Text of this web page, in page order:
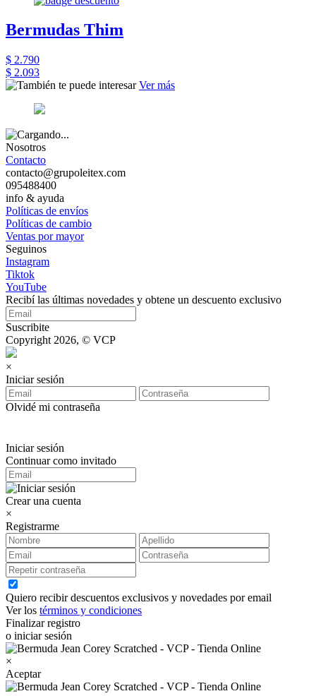
Bermudas Thim
$ 2.790
$ 2.093
Ver más
Nosotros
Contacto
contacto@grupoleitex.com
095488400
info & ayuda
Políticas de envíos
Políticas de cambio
Ventas por mayor
Seguinos
Instagram
Tiktok
YouTube
Recibí las últimas novedades y obtene un descuento exclusivo
Suscribite
Copyright 2026, © VCP
×
Iniciar sesión
Olvidé mi contraseña
Iniciar sesión
Continuar como invitado
Crear una cuenta
×
Registrarme
Quiero recibir descuentos exclusivos y novedades por email
Ver los términos y condiciones
Finalizar registro
o iniciar sesión
×
Aceptar